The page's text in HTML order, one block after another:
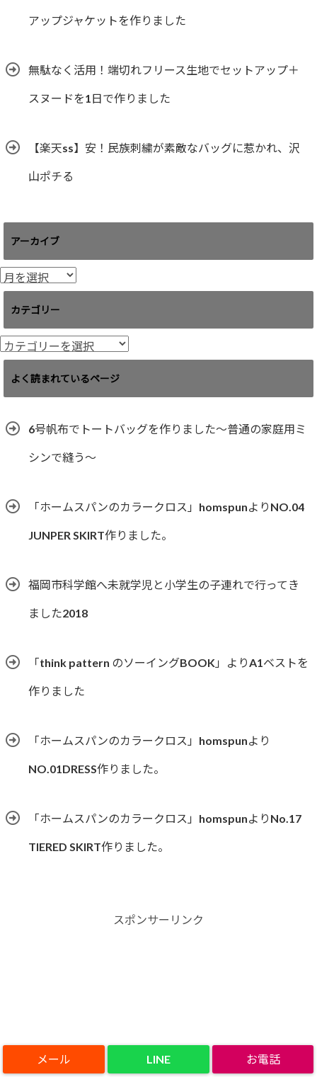
LINE
アップジャケットを作りました
無駄なく活用！端切れフリース生地でセットアップ＋
スヌードを1日で作りました
【楽天ss】安！民族刺繍が素敵なバッグに惹かれ、沢
山ポチる
アーカイブ
ア
ー
イ
ブ
カテゴリー
カ
テ
リ
よく読まれているページ
6号帆布でトートバッグを作りました〜普通の家庭用ミ
シンで縫う〜
「ホームスパンのカラークロス」homspunよりNO.04
JUNPER SKIRT作りました。
福岡市科学館へ未就学児と小学生の子連れで行ってき
ました2018
「think pattern のソーイングBOOK」よりA1ベストを
作りました
「ホームスパンのカラークロス」homspunより
NO.01DRESS作りました。
「ホームスパンのカラークロス」homspunよりNo.17
TIERED SKIRT作りました。
スポンサーリンク